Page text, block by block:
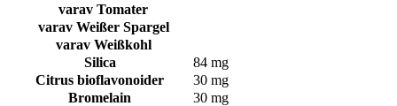
varav Tomater
varav Weißer Spargel
varav Weißkohl
Silica
84 mg
Citrus bioflavonoider
30 mg
Bromelain
30 mg